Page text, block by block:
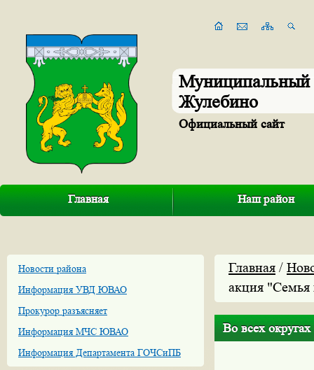
Муниципальный
Жулебино
Официальный сайт
Главная Наш район
Новости района
Информация УВД ЮВАО
Прокурор разъясняет
Информация МЧС ЮВАО
Информация Департамента ГОЧСиПБ
Главная /
акция "Семья
Во всех